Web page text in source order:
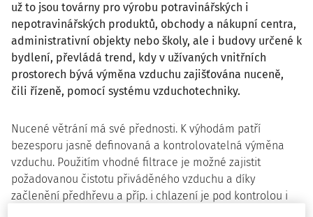
už to jsou továrny pro výrobu potravinářských i
nepotravinářských produktů, obchody a nákupní centra,
administrativní objekty nebo školy, ale i budovy určené k
bydlení, převládá trend, kdy v užívaných vnitřních
prostorech bývá výměna vzduchu zajišťována nuceně,
čili řízeně, pomocí systému vzduchotechniky.
Nucené větrání má své přednosti. K výhodám patří
bezesporu jasně definovaná a kontrolovatelná výměna
vzduchu. Použitím vhodné filtrace je možné zajistit
požadovanou čistotu přiváděného vzduchu a díky
začlenění předhřevu a příp. i chlazení je pod kontrolou i